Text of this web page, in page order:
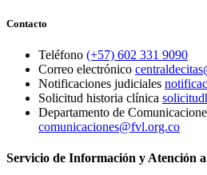
Contacto
Teléfono (+57) 602 331 9090
Correo electrónico
Notificaciones judiciales
Solicitud historia clínica
Departamento de
comunicaciones@fvl.org.co
Servicio de Información y Atención